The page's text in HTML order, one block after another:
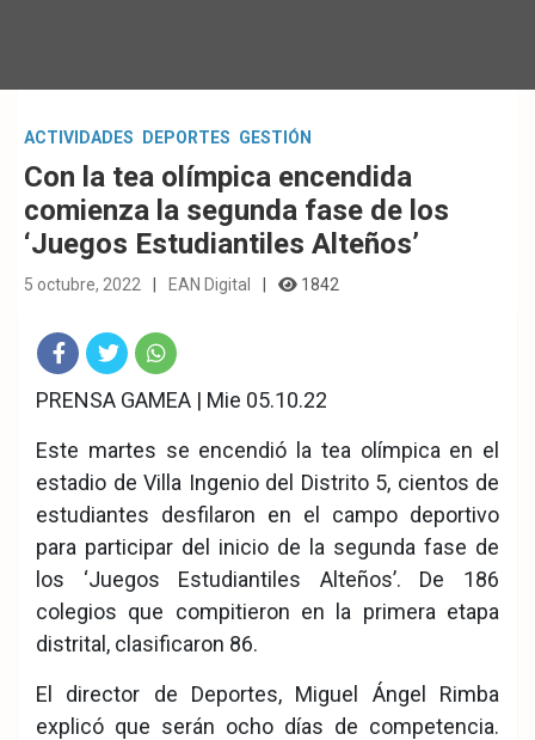
ACTIVIDADES DEPORTES GESTIÓN
Con la tea olímpica encendida
comienza la segunda fase de los
‘Juegos Estudiantiles Alteños’
5 octubre, 2022 EAN Digital 1842
Fac
eb
ook
Twit Wha
pp
PRENSA GAMEA | Mie 05.10.22
Este martes se encendió la tea olímpica en el
estadio de Villa Ingenio del Distrito 5, cientos de
estudiantes desfilaron en el campo deportivo
para participar del inicio de la segunda fase de
los ‘Juegos Estudiantiles Alteños’. De 186
colegios que compitieron en la primera etapa
distrital, clasificaron 86.
El director de Deportes, Miguel Ángel Rimba
explicó que serán ocho días de competencia.